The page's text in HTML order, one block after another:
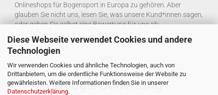
Diese Webseite verwendet Cookies und andere
Technologien
Wir verwenden Cookies und ähnliche Technologien, auch von
Drittanbietern, um die ordentliche Funktionsweise der Website zu
gewährleisten. Weitere Informationen finden Sie in unserer
Datenschutzerklärung.
Onlineshops für Bogensport in Europa zu gehören. Aber
glauben Sie nicht uns, lesen Sie, was unsere Kund*innen sagen,
oder geben Sie selbst eine Bewertung für uns ab: